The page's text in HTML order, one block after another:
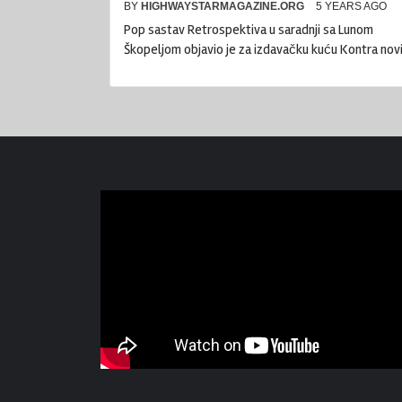
BY HIGHWAYSTARMAGAZINE.ORG 5 YEARS AGO
Pop sastav Retrospektiva u saradnji sa Lunom
Škopeljom objavio je za izdavačku kuću Kontra novi